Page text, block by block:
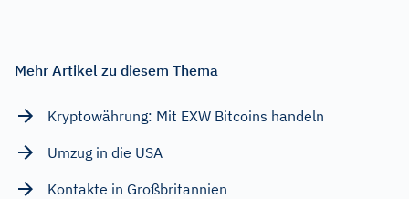
Mehr Artikel zu diesem Thema
Kryptowährung: Mit EXW Bitcoins handeln
Umzug in die USA
Kontakte in Großbritannien